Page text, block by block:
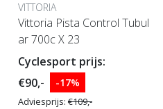
VITTORIA
Vittoria Pista Control Tubul
ar 700c X 23
Cyclesport prijs:
€90,-
-17%
Adviesprijs: €109,-